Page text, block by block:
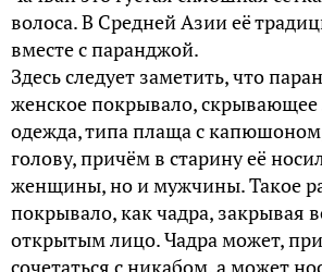
волоса. В Средней Азии её
вместе с паранджой.
Здесь следует заметить, что
женское покрывало, скрывающее
одежда, типа плаща с
голову, причём в старину её
женщины, но и мужчины. Такое
покрывало, как чадра, закрывая
открытым лицо. Чадра может,
сочетаться с никабом, а может